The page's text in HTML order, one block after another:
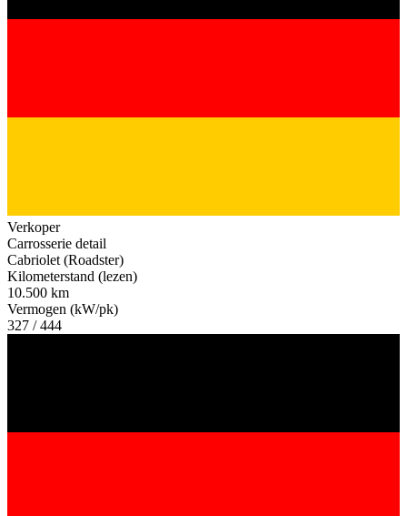
Verkoper
Carrosserie detail
Cabriolet (Roadster)
Kilometerstand (lezen)
10.500 km
Vermogen (kW/pk)
327 / 444